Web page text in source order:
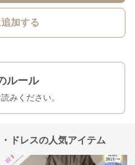
加する
ルール
みください。
ドレスの人気アイテム